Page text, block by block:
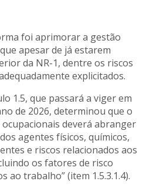
foi aprimorar a gestão
apesar de já estarem
da NR-1, dentre os riscos
explicitados.
1.5, que passará a viger em
de 2026, determinou que o
deverá abranger
agentes físicos, químicos,
e riscos relacionados aos
os fatores de risco
ao trabalho” (item 1.5.3.1.4).